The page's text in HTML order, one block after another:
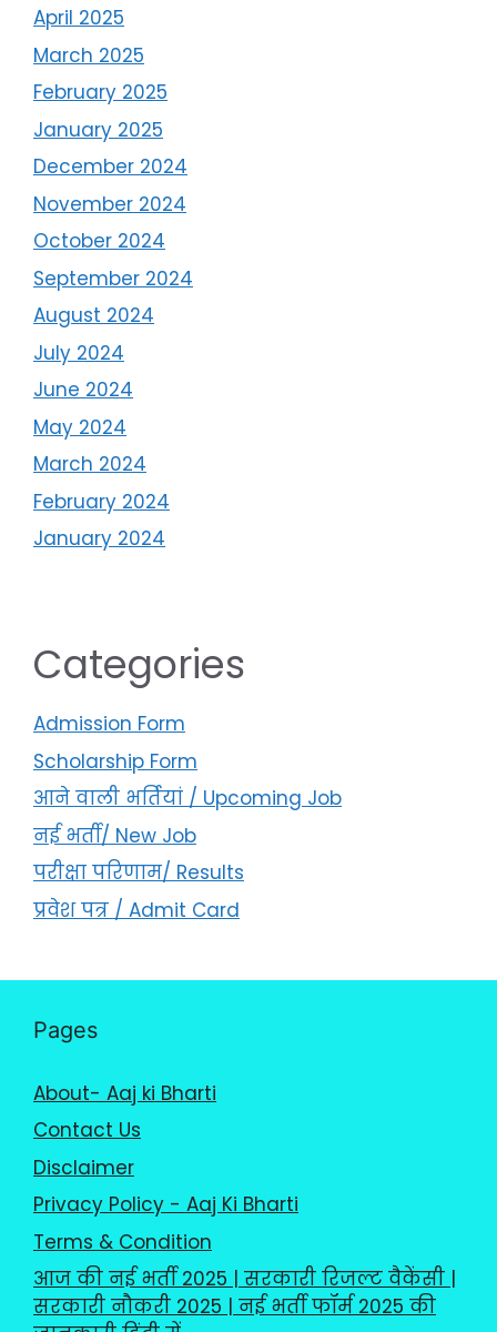
April 2025
March 2025
February 2025
January 2025
December 2024
November 2024
October 2024
September 2024
August 2024
July 2024
June 2024
May 2024
March 2024
February 2024
January 2024
Categories
Admission Form
Scholarship Form
आने वाली भर्तियां / Upcoming Job
नई भर्ती/ New Job
परीक्षा परिणाम/ Results
प्रवेश पत्र / Admit Card
Pages
About- Aaj ki Bharti
Contact Us
Disclaimer
Privacy Policy - Aaj Ki Bharti
Terms & Condition
आज की नई भर्ती 2025 | सरकारी रिजल्ट वैकेंसी |
सरकारी नौकरी 2025 | नई भर्ती फॉर्म 2025 की